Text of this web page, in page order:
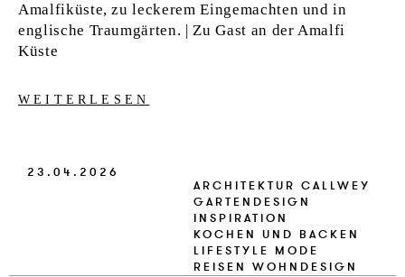
Amalfiküste, zu leckerem Eingemachten und in
englische Traumgärten. | Zu Gast an der Amalfi
Küste
WEITERLESEN
23.04.2026
ARCHITEKTUR CALLWEY
GARTENDESIGN
INSPIRATION
KOCHEN UND BACKEN
LIFESTYLE MODE
REISEN WOHNDESIGN